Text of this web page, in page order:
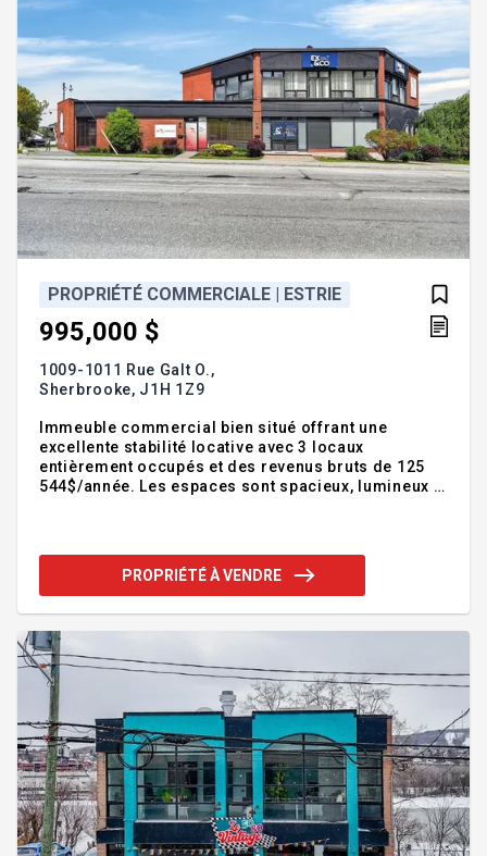
PROPRIÉTÉ COMMERCIALE | ESTRIE
995,000 $
1009-1011 Rue Galt O.,
Sherbrooke, J1H 1Z9
Immeuble commercial bien situé offrant une
excellente stabilité locative avec 3 locaux
entièrement occupés et des revenus bruts de 125
544$/année. Les espaces sont spacieux, lumineux et
toiture en 2019 et l'installation d'un climatiseur
central en 2020. Le terrain de 19 943 pieds² situé
Emplacement stratégique à proximité des services,
des grands axes routiers
PROPRIÉTÉ À VENDRE